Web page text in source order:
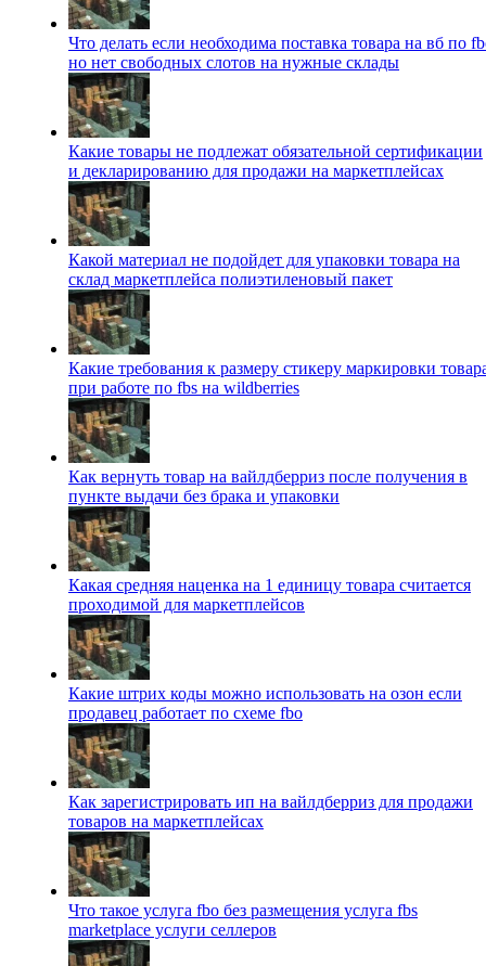
Что делать если необходима поставка товара на вб по
но нет свободных слотов на нужные склады
Какие товары не подлежат обязательной сертификации
и декларированию для продажи на маркетплейсах
Какой материал не подойдет для упаковки товара на
склад маркетплейса полиэтиленовый пакет
Какие требования к размеру стикеру маркировки
при работе по fbs на wildberries
Как вернуть товар на вайлдберриз после получения в
пункте выдачи без брака и упаковки
Какая средняя наценка на 1 единицу товара считается
проходимой для маркетплейсов
Какие штрих коды можно использовать на озон если
продавец работает по схеме fbo
Как зарегистрировать ип на вайлдберриз для продажи
товаров на маркетплейсах
Что такое услуга fbo без размещения услуга fbs
marketplace услуги селлеров